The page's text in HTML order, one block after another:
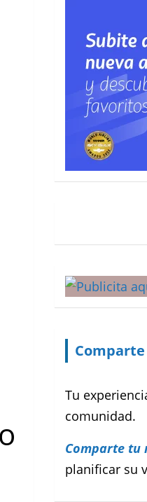
Tu
comunidad.
Comparte tu
planificar su